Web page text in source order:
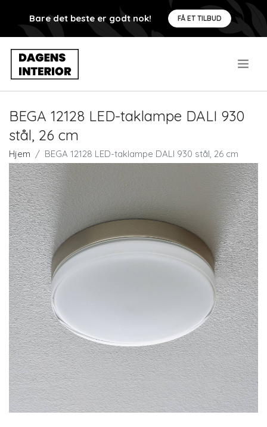
Bare det beste er godt nok! FÅ ET TILBUD
BEGA 12128 LED-taklampe DALI 930
stål, 26 cm
Hjem BEGA 12128 LED-taklampe DALI 930 stål, 26 cm